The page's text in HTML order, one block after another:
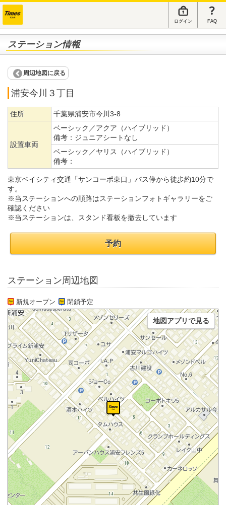
ログイン FAQ
ステーション情報
周辺地図に戻る
浦安今川３丁目
住所 千葉県浦安市今川3-8
設置車両
ベーシック／アクア（ハイブリッド）
備考： ジュニアシートなし
ベーシック／ヤリス（ハイブリッド）
備考：
東京ベイシティ交通「サンコーポ東口」バス停から徒歩約10分で
す。
※当ステーションへの順路はステーションフォトギャラリーをご
確認ください
※当ステーションは、スタンド看板を撤去しています
予約
ステーション周辺地図
新規オープン 閉鎖予定
地図アプリで見る